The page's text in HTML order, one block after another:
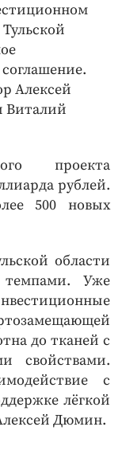
Алексей
Виталий
проекта
рублей.
500 новых
области
темпами. Уже
до тканей с
свойствами.
с
лёгкой
Дюмин.